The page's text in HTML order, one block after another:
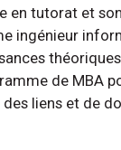
en tutorat et
ingénieur
de MBA
liens et de